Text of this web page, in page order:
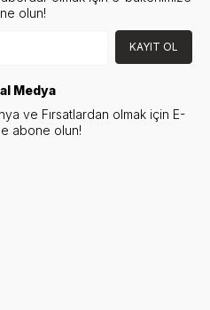
olun!
KAYIT OL
Medya
ve Fırsatlardan olmak için E-
abone olun!